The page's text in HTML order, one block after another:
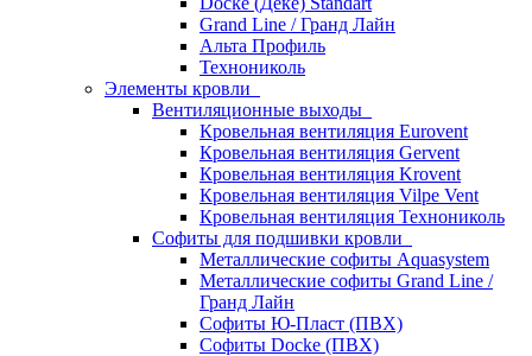
Grand Line / Гранд Лайн
Альта Профиль
Технониколь
Элементы кровли
Вентиляционные выходы
Кровельная вентиляция Eurovent
Кровельная вентиляция Gervent
Кровельная вентиляция Krovent
Кровельная вентиляция Vilpe Vent
Кровельная вентиляция Технониколь
Cофиты для подшивки кровли
Металлические софиты Aquasystem
Металлические софиты Grand Line /
Гранд Лайн
Софиты Ю-Пласт (ПВХ)
Софиты Docke (ПВХ)